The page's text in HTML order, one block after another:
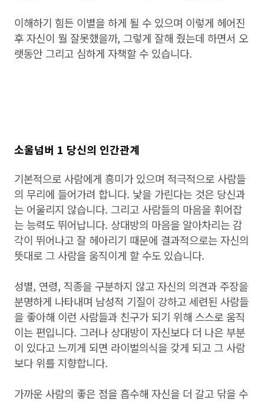
이해하기 힘든 이별을 하게 될 수 있으며 이렇게 헤어진
후 자신이 뭘 잘못했을까, 그렇게 잘해 줬는데 하면서 오
랫동안 그리고 심하게 자책할 수 있습니다.
소울넘버 1 당신의 인간관계
기본적으로 사람에게 흥미가 있으며 적극적으로 사람들
의 무리에 들어가려 합니다. 낯을 가린다는 것은 당신과
는 어울리지 않습니다. 그리고 사람들의 마음을 휘어잡
는 능력도 뛰어납니다. 상대방의 마음을 알아차리는 감
각이 뛰어나고 잘 헤아리기 때문에 결과적으로는 자신의
뜻대로 그 사람을 움직이게 할 수도 있습니다.
성별, 연령, 직종을 구분하지 않고 자신의 의견과 주장을
분명하게 나타내며 남성적 기질이 강하고 세련된 사람들
을 좋아해 이런 사람들과 친구가 되기 위해 스스로 움직
이는 편입니다. 그러나 상대방이 자신보다 더 나은 부분
이 있다고 느끼게 되면 라이벌의식을 갖게 되고 그 사람
보다 위를 지향합니다.
가까운 사람의 좋은 점을 흡수해 자신을 더 갈고 닦을 수